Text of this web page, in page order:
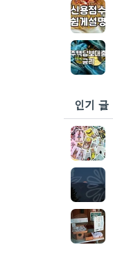
인기 글